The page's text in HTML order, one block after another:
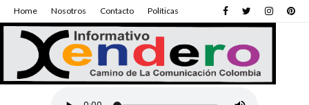
Home Nosotros Contacto Políticas